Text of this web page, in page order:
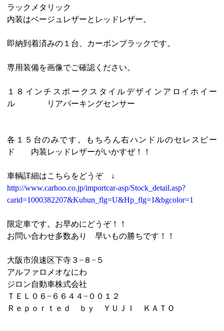
ラックメタリック
内装はベージュレザーとレッドレザー。
即納到着済みの１台、カーボンブラックです。
専用装備を画像でご確認ください。
１８インチスポークスタイルデザインアロイホイー
ル リアパーキングセンサー
各１５台のみです。もちろん右ハンドルのセレスピー
ド 内装レッドレザーがいかすぜ！！
車輌詳細はこちらをどうぞ ↓
http://www.carhoo.co.jp/importcar-asp/Stock_detail.asp?
carid=1000382207&Kubun_flg=U&Hp_flg=1&bgcolor=1
限定車です。お早めにどうぞ！！
お問い合わせ多数あり 早いもの勝ちです！！
大阪市浪速区下寺３−８−５
アルファロメオなにわ
ジロン自動車株式会社
ＴＥＬ０６−６６４４−００１２
Ｒｅｐｏｒｔｅｄ ｂｙ ＹＵＪＩ ＫＡＴＯ